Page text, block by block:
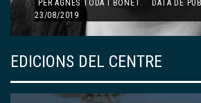
PERMARIA BARBAL
EDICIONS DEL CENTRE